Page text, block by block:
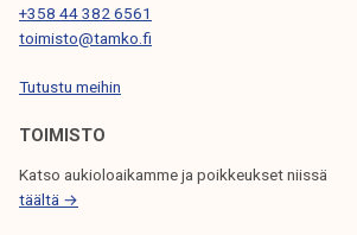
N
S
E
L
A
U
+358 44 382 6561
toimisto@tamko.fi
Tutustu meihin
TOIMISTO
Katso aukioloaikamme ja poikkeukset niissä
täältä →